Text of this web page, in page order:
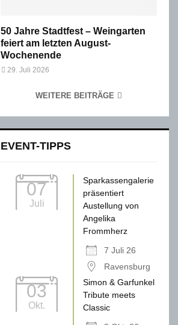
50 Jahre Stadtfest – Weingarten
feiert am letzten August-
Wochenende
29. Juli 2026
WEITERE BEITRÄGE
EVENT-TIPPS
07
Juli
Sparkassengalerie
präsentiert
Austellung von
Angelika
Frommherz
7 Juli 26
Ravensburg
03
Okt.
Simon & Garfunkel
Tribute meets
Classic